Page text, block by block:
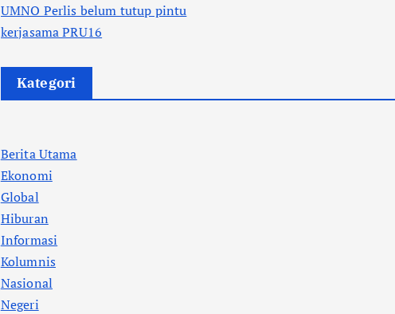
UMNO Perlis belum tutup pintu
kerjasama PRU16
Kategori
Berita Utama
Ekonomi
Global
Hiburan
Informasi
Kolumnis
Nasional
Negeri